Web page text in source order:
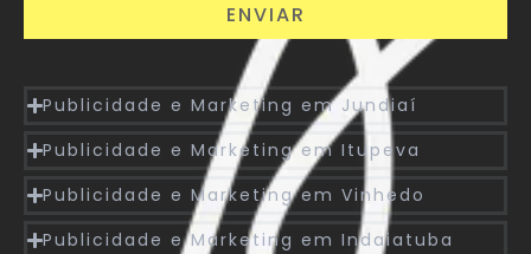
ENVIAR
Publicidade e Marketing em Jundiaí
Publicidade e Marketing em Itupeva
Publicidade e Marketing em Vinhedo
Publicidade e Marketing em Indaiatuba